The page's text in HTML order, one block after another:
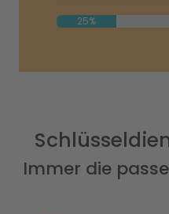
25%
Immer die